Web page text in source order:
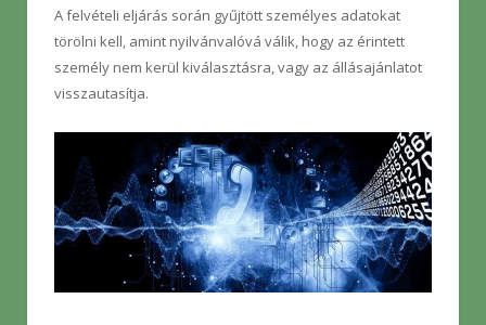
A felvételi eljárás során gyűjtött személyes adatokat
törölni kell, amint nyilvánvalóvá válik, hogy az érintett
személy nem kerül kiválasztásra, vagy az állásajánlatot
visszautasítja.